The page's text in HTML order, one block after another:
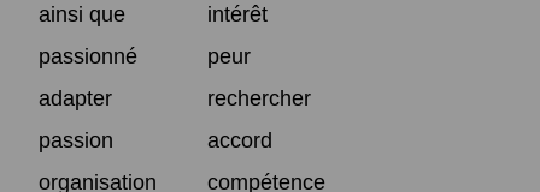
ainsi que
intérêt
passionné
peur
adapter
rechercher
passion
accord
organisation
compétence